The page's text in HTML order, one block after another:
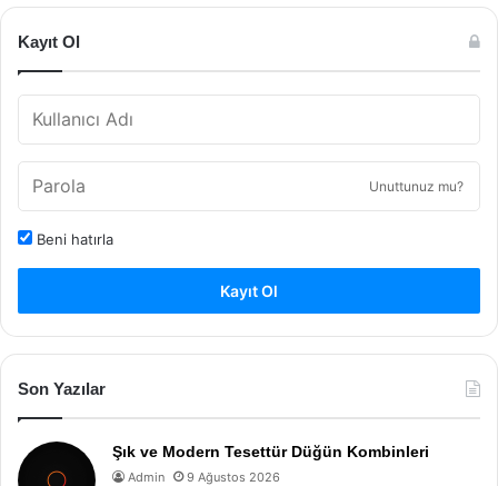
Kayıt Ol
Unuttunuz mu?
Beni hatırla
Kayıt Ol
Son Yazılar
Şık ve Modern Tesettür Düğün Kombinleri
Admin 9 Ağustos 2026